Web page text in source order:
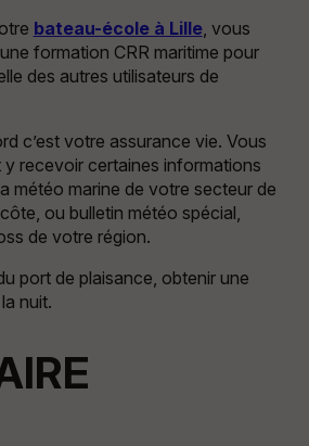
bateau-école à Lille, vous
formation CRR maritime pour
des autres utilisateurs de
c’est votre assurance vie. Vous
recevoir certaines informations
météo marine de votre secteur de
ou bulletin météo spécial,
de votre région.
port de plaisance, obtenir une
nuit.